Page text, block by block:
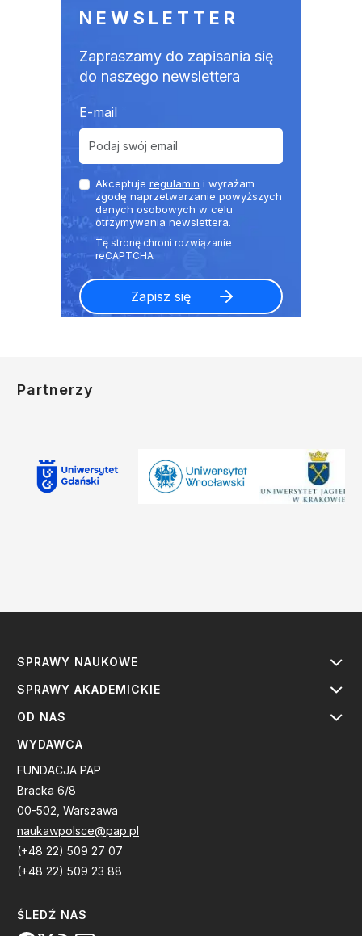
NEWSLETTER
Zapraszamy do zapisania się
do naszego newslettera
E-mail
Akceptuje regulamin i wyrażam
zgodę naprzetwarzanie powyższych
danych osobowych w celu
otrzymywania newslettera.
Partnerzy
SPRAWY NAUKOWE
SPRAWY AKADEMICKIE
OD NAS
WYDAWCA
FUNDACJA PAP
Bracka 6/8
00-502, Warszawa
naukawpolsce@pap.pl
(+48 22) 509 27 07
(+48 22) 509 23 88
ŚLEDŹ NAS